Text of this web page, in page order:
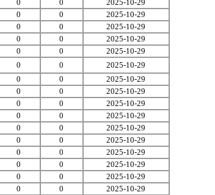
0 0 2025-10-29
0 0 2025-10-29
0 0 2025-10-29
0 0 2025-10-29
0 0 2025-10-29
0 0 2025-10-29
0 0 2025-10-29
0 0 2025-10-29
0 0 2025-10-29
0 0 2025-10-29
0 0 2025-10-29
0 0 2025-10-29
0 0 2025-10-29
0 0 2025-10-29
0 0 2025-10-29
0 0 2025-10-29